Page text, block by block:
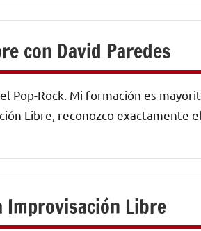
con David Paredes
Pop-Rock. Mi formación es
Libre, reconozco exactamente
Improvisación Libre